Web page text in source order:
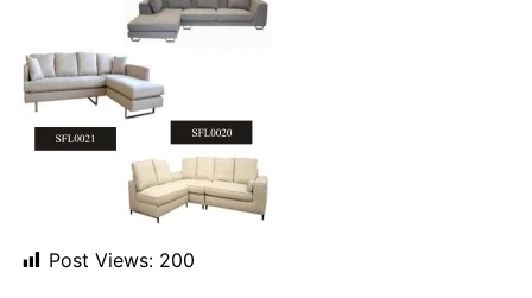
Post Views: 200